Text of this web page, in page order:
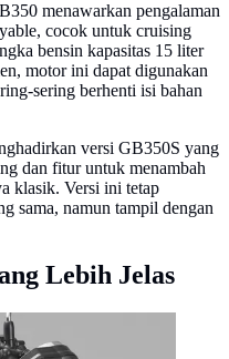
menawarkan pengalaman
cocok untuk cruising
bensin kapasitas 15 liter
motor ini dapat digunakan
sering berhenti isi bahan
versi GB350S yang
dan fitur untuk menambah
klasik. Versi ini tetap
sama, namun tampil dengan
Lebih Jelas
yang modern